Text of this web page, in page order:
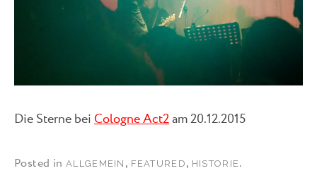
Die Sterne beiCologne Act2am 20.12.2015
Posted in ALLGEMEIN , FEATURED , HISTORIE.